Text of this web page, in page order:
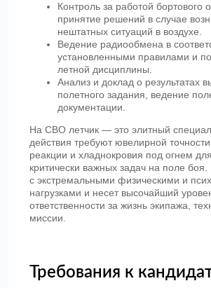
Контроль за работой бортового
принятие решений в случае
нештатных ситуаций в воздухе.
Ведение радиообмена в
установленными правилами и
летной дисциплины.
Анализ и доклад о результатах
полетного задания, ведение
документации.
На СВО летчик — это элитный
действия требуют ювелирной
реакции и хладнокровия под огнем
критически важных задач на поле боя.
с экстремальными физическими и
нагрузками и несет высочайший
ответственности за жизнь экипажа,
миссии.
Требования к